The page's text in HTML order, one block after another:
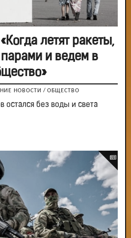
летят ракеты,
и ведем в
НОВОСТИ / ОБЩЕСТВО
остался без воды и света